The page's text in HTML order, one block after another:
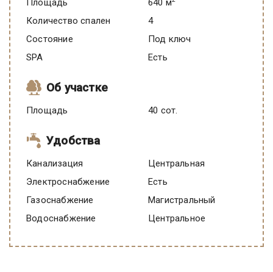
Площадь
640 м
Количество спален
4
Состояние
под ключ
SPA
есть
Об участке
Площадь 40 сот.
Удобства
Канализация
Центральная
Электроснабжение
есть
Газоснабжение
Магистральный
Водоснабжение
Центральное